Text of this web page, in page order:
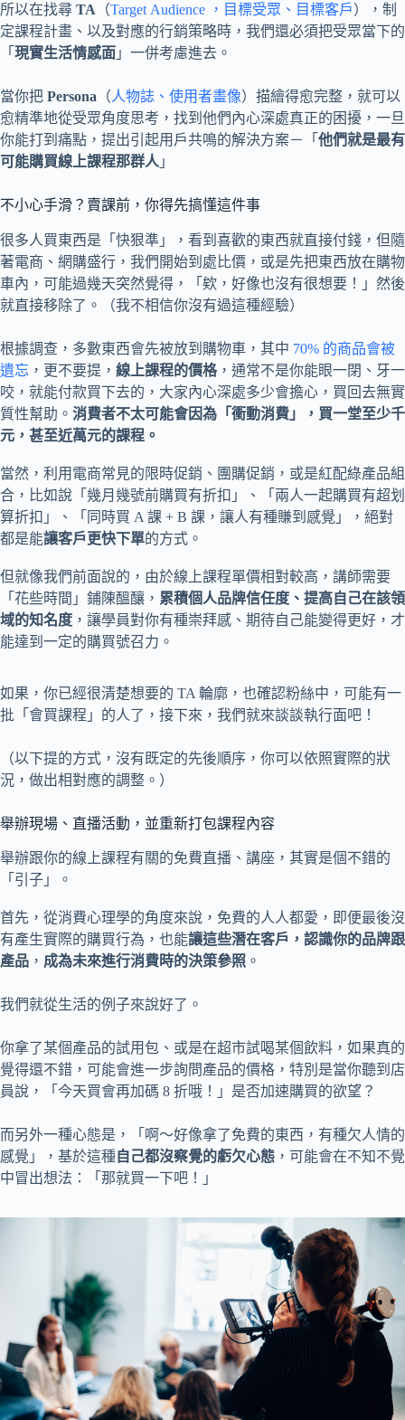
所以在找尋 TA （Target Audience ，目標受眾、目標客戶），制
定課程計畫、以及對應的行銷策略時，我們還必須把受眾當下的
「 現實生活情感面 」一併考慮進去。
當你把 Persona （人物誌、使用者畫像）描繪得愈完整，就可以
愈精準地從受眾角度思考，找到他們內心深處真正的困擾，一旦
你能打到痛點，提出引起用戶共鳴的解決方案－「 他們就是最有
可能購買線上課程那群人 」
不小心手滑？賣課前，你得先搞懂這件事
很多人買東西是「快狠準」，看到喜歡的東西就直接付錢，但隨
著電商、網購盛行，我們開始到處比價，或是先把東西放在購物
車內，可能過幾天突然覺得，「欸，好像也沒有很想要！」然後
就直接移除了。（我不相信你沒有過這種經驗）
根據調查，多數東西會先被放到購物車，其中 70% 的商品會被
遺忘 ，更不要提， 線上課程的價格，通常不是你能眼一閉、牙一
咬，就能付款買下去的，大家內心深處多少會擔心，買回去無實
質性幫助。 消費者不太可能會因為「衝動消費」，買一堂至少千
元，甚至近萬元的課程。
當然，利用電商常見的限時促銷、團購促銷，或是紅配綠產品組
合，比如說「幾月幾號前購買有折扣」、「兩人一起購買有超划
算折扣」、「同時買 A 課 + B 課，讓人有種賺到感覺」，絕對
都是能讓客戶更快下單的方式。
但就像我們前面說的，由於線上課程單價相對較高，講師需要
「花些時間」鋪陳醞釀， 累積個人品牌信任度、提高自己在該領
域的知名度 ，讓學員對你有種崇拜感、期待自己能變得更好，才
能達到一定的購買號召力。
如果，你已經很清楚想要的 TA 輪廓，也確認粉絲中，可能有一
批「會買課程」的人了，接下來，我們就來談談執行面吧！
（以下提的方式，沒有既定的先後順序，你可以依照實際的狀
況，做出相對應的調整。）
舉辦現場、直播活動，並重新打包課程內容
舉辦跟你的線上課程有關的免費直播、講座，其實是個不錯的
「引子」。
首先，從消費心理學的角度來說，免費的人人都愛，即便最後沒
有產生實際的購買行為，也能讓這些潛在客戶，認識你的品牌跟
產品 ， 成為未來進行消費時的決策參照 。
我們就從生活的例子來說好了。
你拿了某個產品的試用包、或是在超市試喝某個飲料，如果真的
覺得還不錯，可能會進一步詢問產品的價格，特別是當你聽到店
員說，「今天買會再加碼 8 折哦！」是否加速購買的欲望？
而另外一種心態是，「啊～好像拿了免費的東西，有種欠人情的
感覺」，基於這種自己都沒察覺的虧欠心態 ，可能會在不知不覺
中冒出想法：「那就買一下吧！」